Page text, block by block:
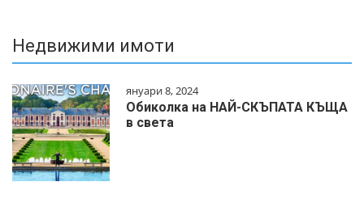
Недвижими имоти
януари 8, 2024
Обиколка на НАЙ-СКЪПАТА КЪЩА
в света